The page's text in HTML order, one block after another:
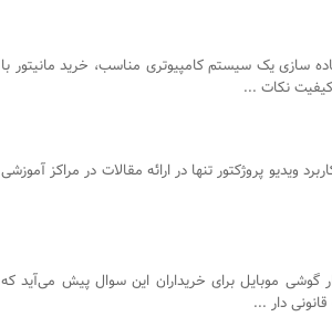
سازی یک سیستم کامپیوتری مناسب، خرید مانیتور با
نکات ...
ویدیو پروژکتور تنها در ارائه مقالات در مراکز آموزشی
گوشی موبایل برای خریداران این سوال پیش می‌آید که
دار ...